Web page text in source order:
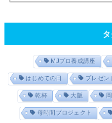
MJプロ養成講座
はじめての日 プレゼン
乾杯 大阪
母時間プロジェクト